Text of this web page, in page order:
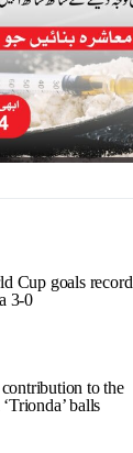
Cup goals record
3-0
to the
balls